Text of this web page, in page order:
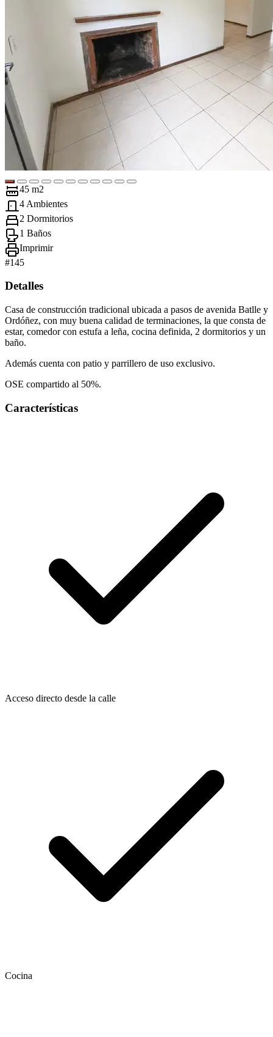
45 m2
4 Ambientes
2 Dormitorios
1 Baños
Imprimir
#145
Detalles
Casa de construcción tradicional ubicada a pasos de avenida Batlle y
Ordóñez, con muy buena calidad de terminaciones, la que consta de
estar, comedor con estufa a leña, cocina definida, 2 dormitorios y un
baño.
Además cuenta con patio y parrillero de uso exclusivo.
OSE compartido al 50%.
Características
Acceso directo desde la calle
Cocina